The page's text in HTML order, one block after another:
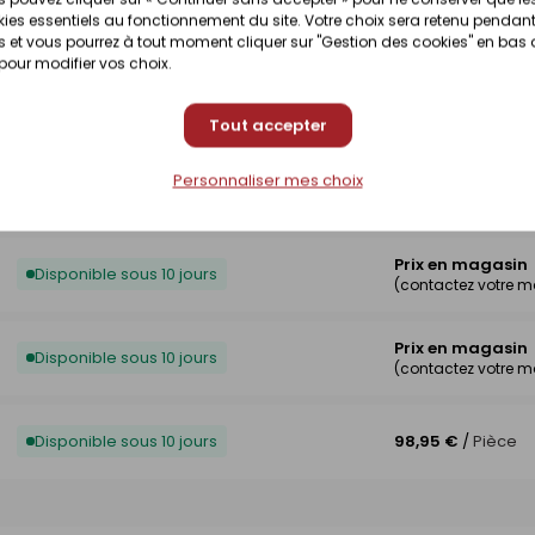
essentiels au fonctionnement du site. Votre choix sera retenu pendant
et vous pourrez à tout moment cliquer sur "Gestion des cookies" en bas
modifier vos choix.
Tout accepter
Personnaliser mes choix
Disponibilité selon magasin Prix en magasin
(contactez votre
Disponibilité selon magasin
Disponible sous 10 jours
Disponible sous 10 jours Prix en magasin
(contactez votre
Disponible sous 10 jours Prix en magasin
(contactez votre
Disponible sous 10 jours 98,95 € / Pièce